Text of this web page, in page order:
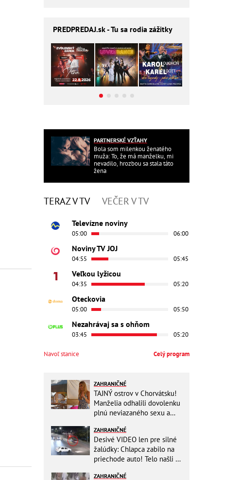
PREDPREDAJ.sk - Tu sa rodia zážitky
PARTNERSKÉ VZŤAHY
Bola som milenkou ženatého
muža: To, že má manželku, mi
nevadilo, hrozbou sa stala táto
žena
TERAZ V TV VEČER V TV
Televízne noviny
05:00 06:00
Noviny TV JOJ
04:55 05:45
Veľkou lyžicou
04:35 05:20
Oteckovia
05:00 05:50
Nezahrávaj sa s ohňom
03:45 05:20
Navoľ stanice Celý program
ZAHRANIČNÉ
TAJNÝ ostrov v Chorvátsku!
Manželia odhalili dovolenku
plnú neviazaného sexu a
ZAHRANIČNÉ
Desivé VIDEO len pre silné
žalúdky: Chlapca zabilo na
priechode auto! Telo našli o
ZAHRANIČNÉ